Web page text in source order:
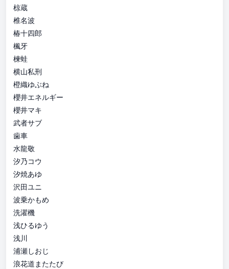
椋蔵
椎名波
椿十四郎
楓牙
楝蛙
横山私刑
橙織ゆぶね
櫻井エネルギー
櫻井マキ
武者サブ
歯車
水龍敬
汐乃コウ
汐焼あゆ
沢田ユニ
波乗かもめ
洗濯機
浅ひるゆう
浅川
浦瀬しおじ
浪花道またたび